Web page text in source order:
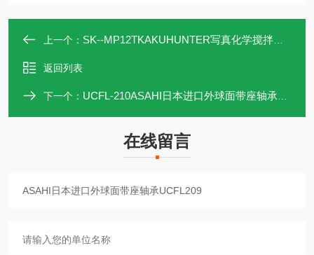
上一个： SK--MP12TKAKUHUNTER写真化学搅拌脱泡机SK-MP12T
返回列表
下一个： UCFL-210ASAHI日本进口外球面带座轴承UCFL210
在线留言